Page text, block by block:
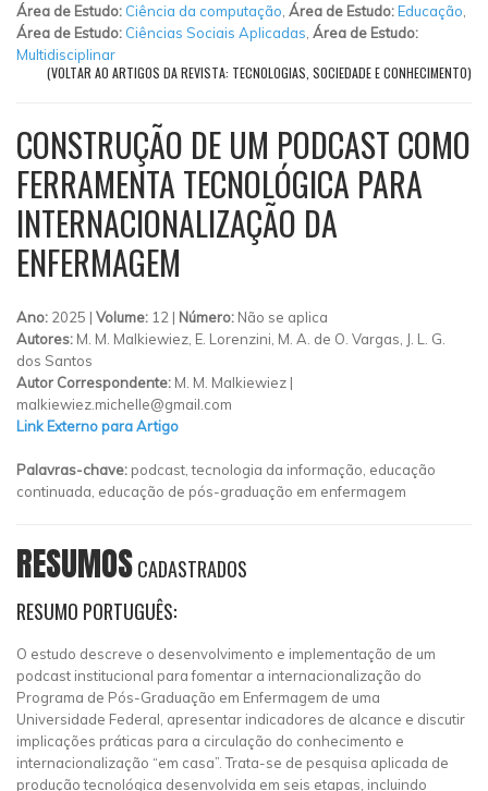
Área de Estudo: Ciência da computação Área de Estudo:Educação
Área de Estudo: Ciências Sociais Aplicadas Área de Estudo:
Multidisciplinar
(VOLTAR AO ARTIGOS DA REVISTA: TECNOLOGIAS, SOCIEDADE E CONHECIMENTO)
CONSTRUÇÃO DE UM PODCAST COMO
FERRAMENTA TECNOLÓGICA PARA
INTERNACIONALIZAÇÃO DA
ENFERMAGEM
Ano: 2025 | Volume: 12 | Número: Não se aplica
Autores: M. M. Malkiewiez, E. Lorenzini, M. A. de O. Vargas, J. L. G.
dos Santos
Autor Correspondente: M. M. Malkiewiez |
malkiewiez.michelle@gmail.com
Link Externo para Artigo
Palavras-chave:podcast, tecnologia da informação, educação
continuada, educação de pós-graduação em enfermagem
RESUMOSCADASTRADOS
RESUMO PORTUGUÊS:
O estudo descreve o desenvolvimento e implementação de um
podcast institucional para fomentar a internacionalização do
Programa de Pós-Graduação em Enfermagem de uma
Universidade Federal, apresentar indicadores de alcance e discutir
implicações práticas para a circulação do conhecimento e
internacionalização “em casa”. Trata-se de pesquisa aplicada de
produção tecnológica desenvolvida em seis etapas, incluindo